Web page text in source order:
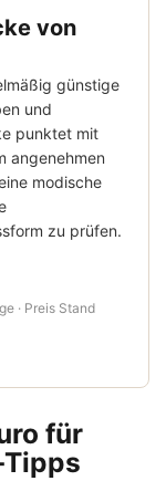
von
günstige
und
punktet mit
angenehmen
modische
zu prüfen.
· Preis Stand
für